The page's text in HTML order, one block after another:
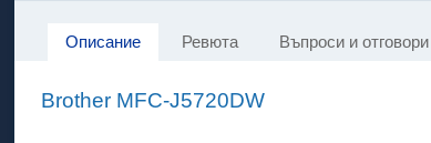
Описание Ревюта Въпроси и отговори
Brother MFC-J5720DW